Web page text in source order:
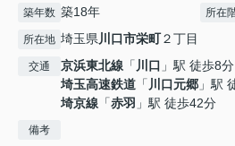
築年数 築18年 所在
所在地 埼玉県川口市栄町２丁目
交通 京浜東北線 「 川口 」駅 徒歩8分
埼玉高速鉄道 「 川口元郷 」駅
埼京線 「赤羽 」駅 徒歩42分
備考